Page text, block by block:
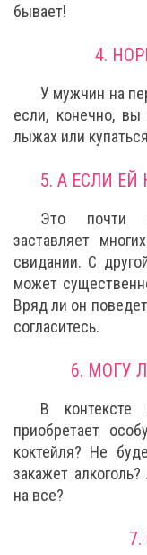
бывает!
4.
У мужчин на
если, конечно, вы
лыжах или
5. А ЕСЛИ ЕЙ
Это почти
заставляет
свидании. С
может
Вряд ли он
согласитесь.
6. МОГУ
В контексте
приобретает
коктейля? Не
закажет
на все?